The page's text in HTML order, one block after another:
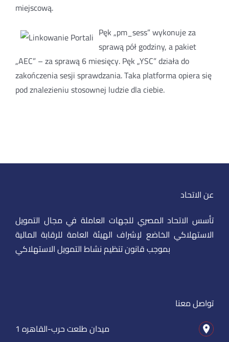
miejscową.
Pęk „pm_sess” wykonuje za
sprawą pół godziny, a pakiet
„AEC” – za sprawą 6 miesięcy. Pęk „YSC” działa do
zakończenia sesji sprawdzania. Taka platforma opiera się
pod znalezieniu stosownej ludzie dla ciebie.
عن الاتحاد
تأسس الاتحاد المصري للجهات العاملة في مجال التمويل
الاستهلاكي الخاضع لإشراف الهيئة العامة للرقابة المالية
بموجب قانون تنظيم نشاط التمويل الاستهلاكي
تواصل معنا
1 ميدان طلعت حرب-القاهره